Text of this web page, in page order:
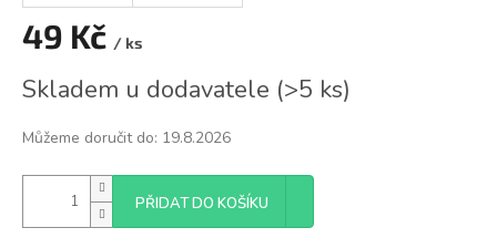
49 Kč / ks
cena:
Skladem u dodavatele (>5 ks)
Můžeme doručit do: 19.8.2026
PŘIDAT DO KOŠÍKU